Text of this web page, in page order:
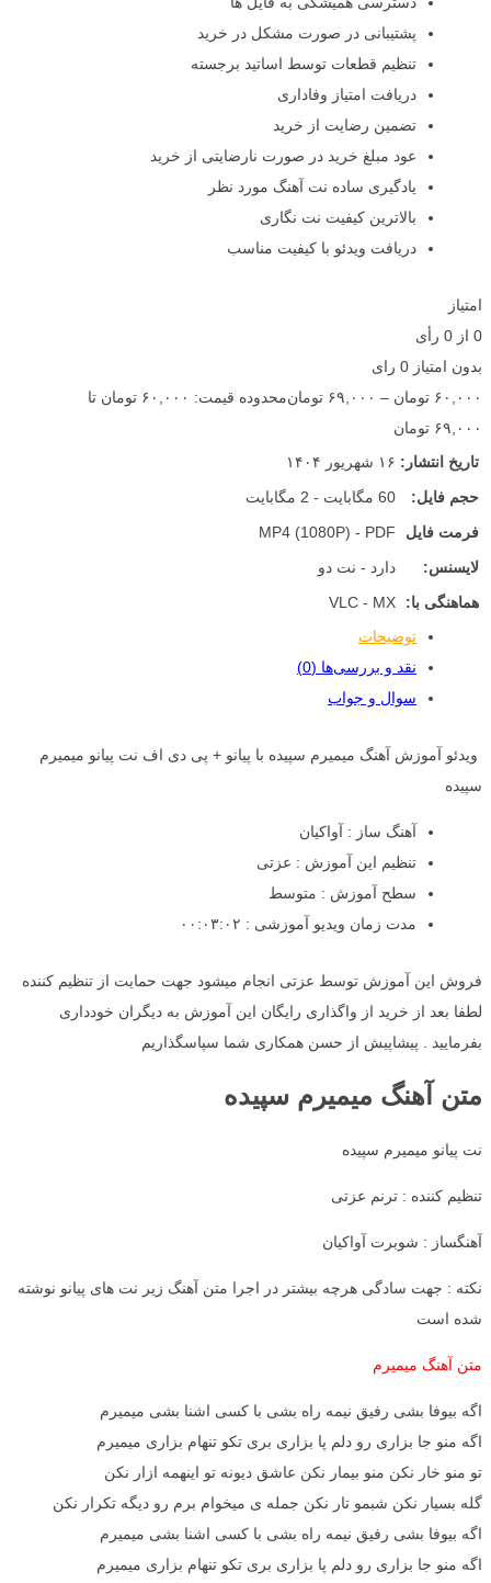
پشتیبانی در صورت مشکل در خرید
تنظیم قطعات توسط اساتید برجسته
دریافت امتیاز وفاداری
تضمین رضایت از خرید
عود مبلغ خرید در صورت نارضایتی از خرید
یادگیری ساده نت آهنگ مورد نظر
بالاترین کیفیت نت نگاری
دریافت ویدئو با کیفیت مناسب
امتیاز
0 از 0 رأی
بدون امتیاز 0 رای
۶۰,۰۰۰ تومان – ۶۹,۰۰۰ تومان
محدوده قیمت: ۶۰,۰۰۰ تومان تا
۶۹,۰۰۰ تومان
تاریخ انتشار: ۱۶ شهریور ۱۴۰۴
حجم فایل:
60 مگابایت - 2 مگابایت
فرمت فایل
MP4 (1080P) - PDF
لایسنس:
دارد - نت دو
هماهنگی با:
VLC - MX
توضیحات
نقد و بررسی‌ها (0)
سوال و جواب
ویدئو آموزش آهنگ میمیرم سپیده با پیانو + پی دی اف نت پیانو میمیرم
سپیده
آهنگ ساز : آواکیان
تنظیم این آموزش : عزتی
سطح آموزش : متوسط
مدت زمان ویدیو آموزشی : ۰۰:۰۳:۰۲
فروش این آموزش توسط عزتی انجام میشود جهت حمایت از تنظیم کننده
لطفا بعد از خرید از واگذاری رایگان این آموزش به دیگران خودداری
بفرمایید . پیشاپیش از حسن همکاری شما سپاسگذاریم
متن آهنگ میمیرم سپیده
نت پیانو میمیرم سپیده
تنظیم کننده : ترنم عزتی
آهنگساز : شوبرت آواکیان
نکته : جهت سادگی هرچه بیشتر در اجرا متن آهنگ زیر نت های پیانو نوشته
شده است
متن آهنگ میمیرم
اگه بیوفا بشی رفیق نیمه راه بشی با کسی اشنا بشی میمیرم
اگه منو جا بزاری رو دلم پا بزاری بری تکو تنهام بزاری میمیرم
تو منو خار نکن منو بیمار نکن عاشق دیونه تو اینهمه ازار نکن
گله بسیار نکن شبمو تار نکن جمله ی میخوام برم رو دیگه تکرار نکن
اگه بیوفا بشی رفیق نیمه راه بشی با کسی اشنا بشی میمیرم
اگه منو جا بزاری رو دلم پا بزاری بری تکو تنهام بزاری میمیرم